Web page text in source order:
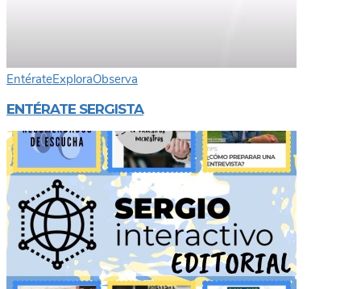
EntérateExploraObserva
ENTÉRATE SERGISTA